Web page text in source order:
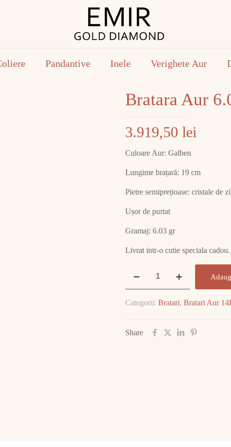
Pandantive Inele Verighete Aur
Bratara Aur
3.919,50 lei
Culoare Aur: Galben
Lungime brațară: 19 cm
Pietre semiprețioase: cristale de
Ușor de purtat
Gramaj: 6.03 gr
Livrat intr-o cutie speciala cadou.
6.03
E2027
Categorii: Bratari, Bratari Aur
Share